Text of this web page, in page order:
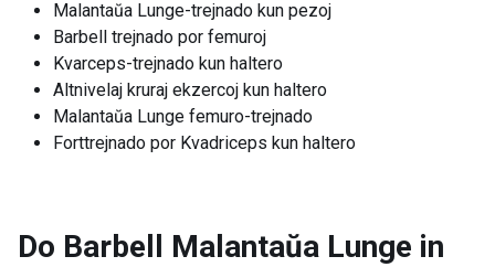
Malantaŭa Lunge-trejnado kun pezoj
Barbell trejnado por femuroj
Kvarceps-trejnado kun haltero
Altnivelaj kruraj ekzercoj kun haltero
Malantaŭa Lunge femuro-trejnado
Forttrejnado por Kvadriceps kun haltero
Do Barbell Malantaŭa Lunge in